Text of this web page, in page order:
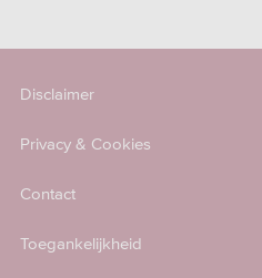
Disclaimer
Privacy & Cookies
Contact
Toegankelijkheid